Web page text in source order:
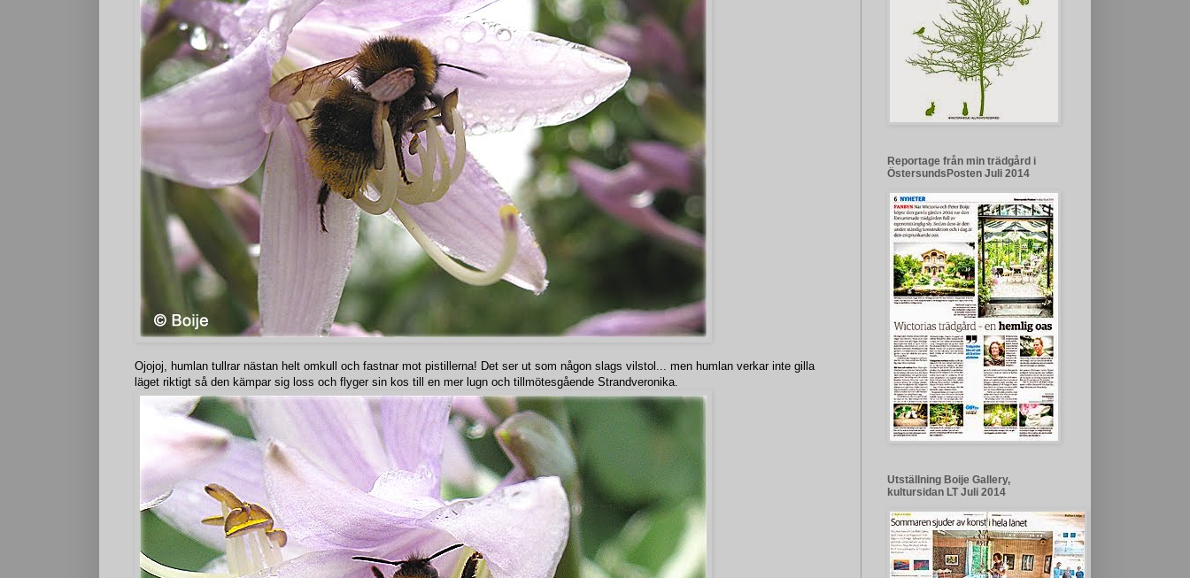
Ojojoj, humlan tullrar nästan helt omkull och fastnar mot pistillerna! Det ser ut som någon slags vilstol... men humlan verkar inte gilla
läget riktigt så den kämpar sig loss och flyger sin kos till en mer lugn och tillmötesgående Strandveronika.
Reportage från min trädgård i
ÖstersundsPosten Juli 2014
Utställning Boije Gallery,
kultursidan LT Juli 2014